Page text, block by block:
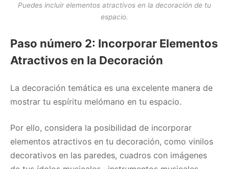
Puedes incluir elementos atractivos en la decoración de tu
espacio.
Paso número 2: Incorporar Elementos
Atractivos en la Decoración
La decoración temática es una excelente manera de
mostrar tu espíritu melómano en tu espacio.
Por ello, considera la posibilidad de incorporar
elementos atractivos en tu decoración, como vinilos
decorativos en las paredes, cuadros con imágenes